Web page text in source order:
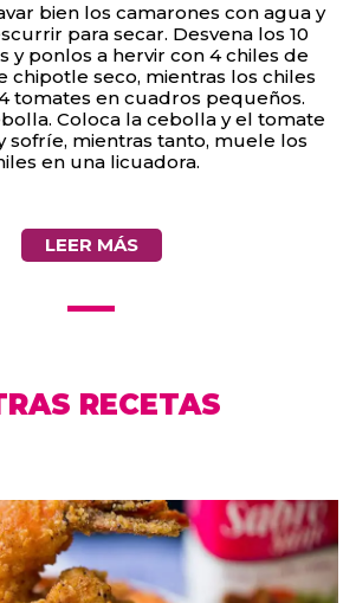
bien los camarones con agua y
para secar. Desvena los 10
y ponlos a hervir con 4 chiles de
chipotle seco, mientras los chiles
tomates en cuadros pequeños.
Coloca la cebolla y el tomate
sofríe, mientras tanto, muele los
en una licuadora.
LEER MÁS
RECETAS